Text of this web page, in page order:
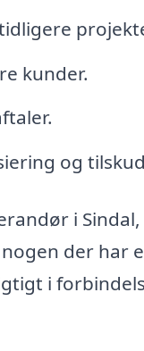
kunder.
og
i
der har
i